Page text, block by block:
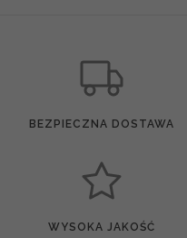
BEZPIECZNA DOSTAWA
WYSOKA JAKOŚĆ